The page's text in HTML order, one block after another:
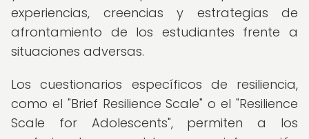
experiencias, creencias y estrategias de
afrontamiento de los estudiantes frente a
situaciones adversas.
Los cuestionarios específicos de resiliencia,
como el "Brief Resilience Scale" o el "Resilience
Scale for Adolescents", permiten a los